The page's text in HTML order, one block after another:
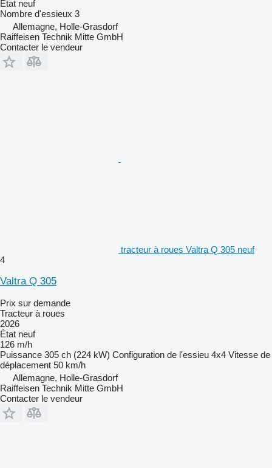
État neuf
Nombre d'essieux 3
Allemagne, Holle-Grasdorf
Raiffeisen Technik Mitte GmbH
Contacter le vendeur
tracteur à roues Valtra Q 305 neuf
4
Valtra Q 305
Prix sur demande
Tracteur à roues
2026
État neuf
126 m/h
Puissance 305 ch (224 kW) Configuration de l'essieu 4x4 Vitesse de
déplacement 50 km/h
Allemagne, Holle-Grasdorf
Raiffeisen Technik Mitte GmbH
Contacter le vendeur